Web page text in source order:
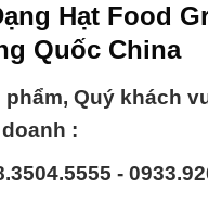
Hạt Food
Quốc China
phẩm, Quý khách
:
-